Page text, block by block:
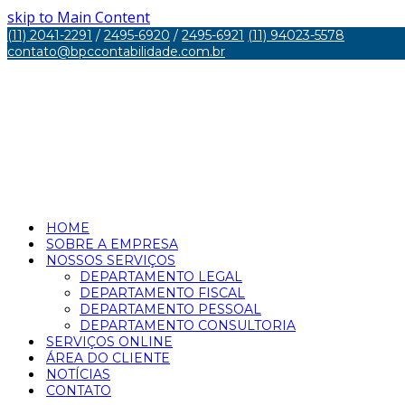
skip to Main Content
(11) 2041-2291 / 2495-6920 / 2495-6921 (11) 94023-5578
contato@bpccontabilidade.com.br
HOME
SOBRE A EMPRESA
NOSSOS SERVIÇOS
DEPARTAMENTO LEGAL
DEPARTAMENTO FISCAL
DEPARTAMENTO PESSOAL
DEPARTAMENTO CONSULTORIA
SERVIÇOS ONLINE
ÁREA DO CLIENTE
NOTÍCIAS
CONTATO